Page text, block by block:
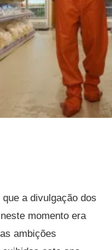
a divulgação dos
momento era
ambições